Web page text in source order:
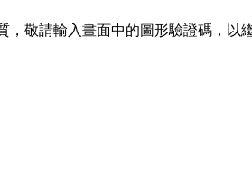
，敬請輸入畫面中的圖形驗證碼，以